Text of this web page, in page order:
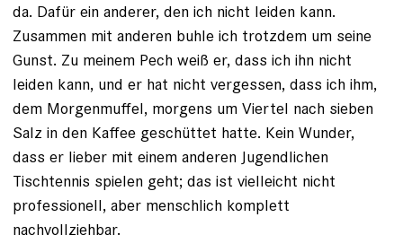
da. Dafür ein anderer, den ich nicht leiden kann.
Zusammen mit anderen buhle ich trotzdem um seine
Gunst. Zu meinem Pech weiß er, dass ich ihn nicht
leiden kann, und er hat nicht vergessen, dass ich ihm,
dem Morgenmuffel, morgens um Viertel nach sieben
Salz in den Kaffee geschüttet hatte. Kein Wunder,
dass er lieber mit einem anderen Jugendlichen
Tischtennis spielen geht; das ist vielleicht nicht
professionell, aber menschlich komplett
nachvollziehbar.